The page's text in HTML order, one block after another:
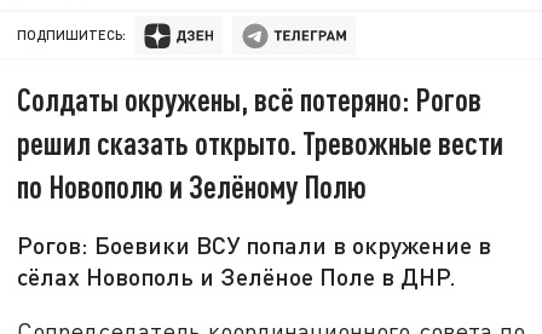
ПОДПИШИТЕСЬ:
Солдаты окружены, всё потеряно: Рогов
решил сказать открыто. Тревожные вести
по Новополю и Зелёному Полю
Рогов: Боевики ВСУ попали в окружение в
сёлах Новополь и Зелёное Поле в ДНР.